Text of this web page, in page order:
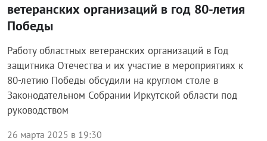
ветеранских организаций в год 80-летия
Победы
Работу областных ветеранских организаций в Год
защитника Отечества и их участие в мероприятиях к
80-летию Победы обсудили на круглом столе в
Законодательном Собрании Иркутской области под
руководством
26 марта 2025 в 19:30